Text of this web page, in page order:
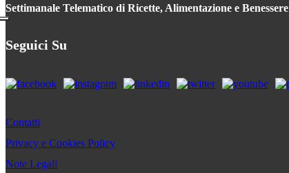
Settimanale Telematico di Ricette, Alimentazione e Benessere
Seguici Su
Contatti
Privacy e Cookies Policy
Note Legali